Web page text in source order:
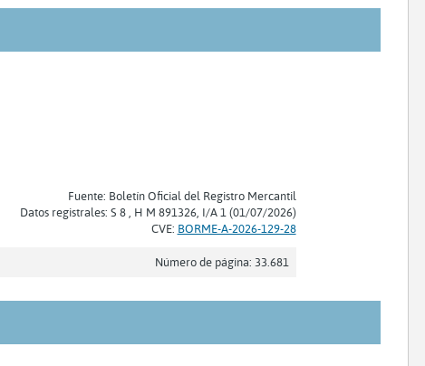
Fuente: Boletín Oficial del Registro Mercantil
Datos registrales: S 8 , H M 891326, I/A 1 (01/07/2026)
CVE: BORME-A-2026-129-28
Número de página: 33.681